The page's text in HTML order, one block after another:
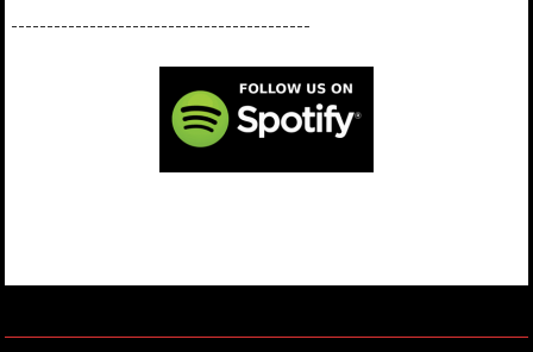
------------------------------------------